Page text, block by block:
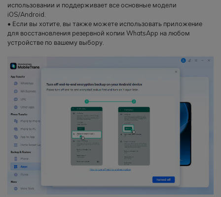
использовании и поддерживает все основные модели
iOS/Android.
• Если вы хотите, вы также можете использовать приложение
для восстановления резервной копии WhatsApp на любом
устройстве по вашему выбору.